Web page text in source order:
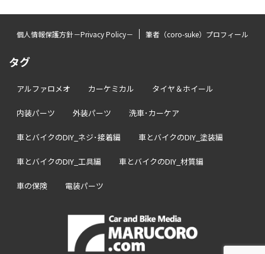
個人情報保護方針－Privacy Policy－ 筆者（coro-suke）プロフィール
タグ
アルファロメオ カーケミカル タイヤ＆ホイール
内装パーツ 外装パーツ 洗車･カーケア
車とバイクのDIY_ネジ･接着編 車とバイクのDIY_塗装編
車とバイクのDIY_工具編 車とバイクのDIY_材質編
車の保険 電装パーツ